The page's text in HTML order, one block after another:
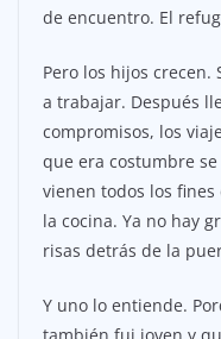
de encuentro. El
Pero los hijos crecen.
a trabajar. Después
compromisos, los
que era costumbre
vienen todos los fines
la cocina. Ya no hay
risas detrás de la
Y uno lo entiende.